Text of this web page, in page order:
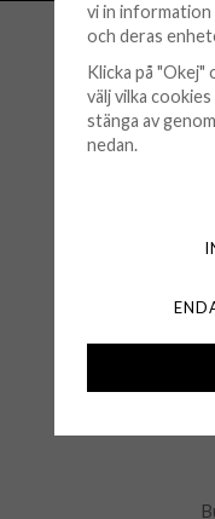
vi in information
och deras
Klicka på "Okej"
välj vilka
stänga av
nedan.